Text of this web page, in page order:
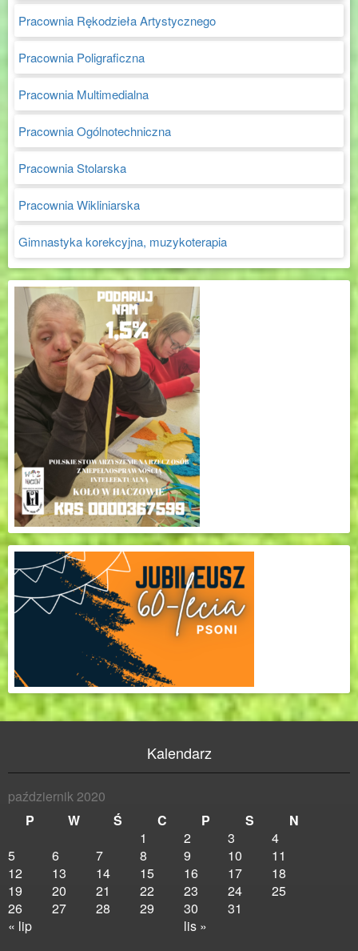
Pracownia Rękodzieła Artystycznego
Pracownia Poligraficzna
Pracownia Multimedialna
Pracownia Ogólnotechniczna
Pracownia Stolarska
Pracownia Wikliniarska
Gimnastyka korekcyjna, muzykoterapia
Kalendarz
październik 2020
P
W Ś C P S N
« lip lis »
1 2 3
4
5
6 7 8 9 10
11
12
13 14 15 16 17
18
19
20 21 22 23 24
25
26
27 28 29 30 31